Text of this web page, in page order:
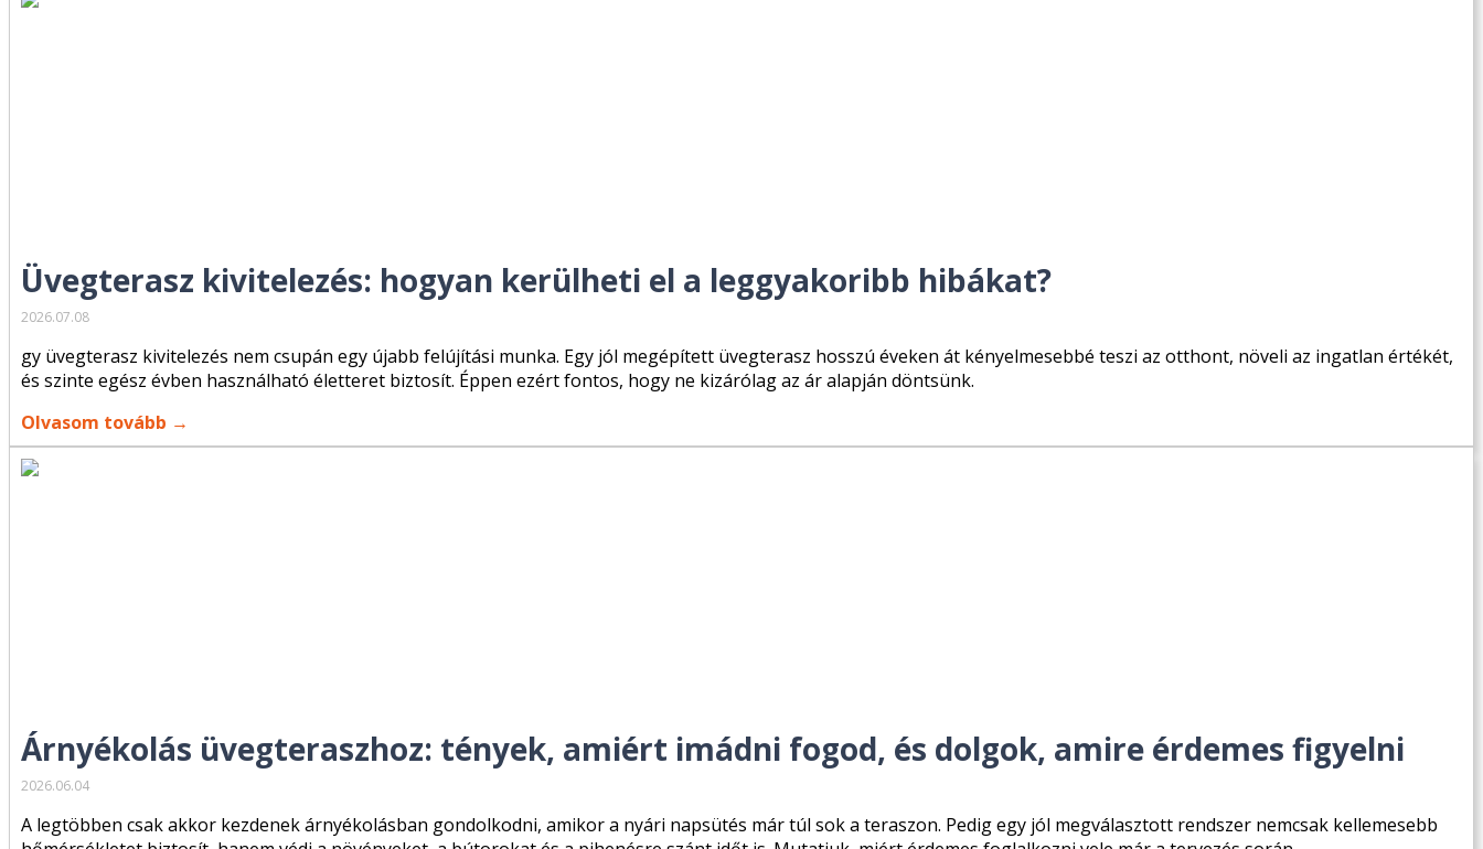
Üvegterasz kivitelezés: hogyan kerülheti el a leggyakoribb hibákat?
2026.07.08
gy üvegterasz kivitelezés nem csupán egy újabb felújítási munka. Egy jól megépített üvegterasz hosszú éveken át kényelmesebbé teszi az otthont, növeli az ingatlan értékét,
és szinte egész évben használható életteret biztosít. Éppen ezért fontos, hogy ne kizárólag az ár alapján döntsünk.
Olvasom tovább →
Árnyékolás üvegteraszhoz: tények, amiért imádni fogod, és dolgok, amire érdemes figyelni
2026.06.04
A legtöbben csak akkor kezdenek árnyékolásban gondolkodni, amikor a nyári napsütés már túl sok a teraszon. Pedig egy jól megválasztott rendszer nemcsak kellemesebb